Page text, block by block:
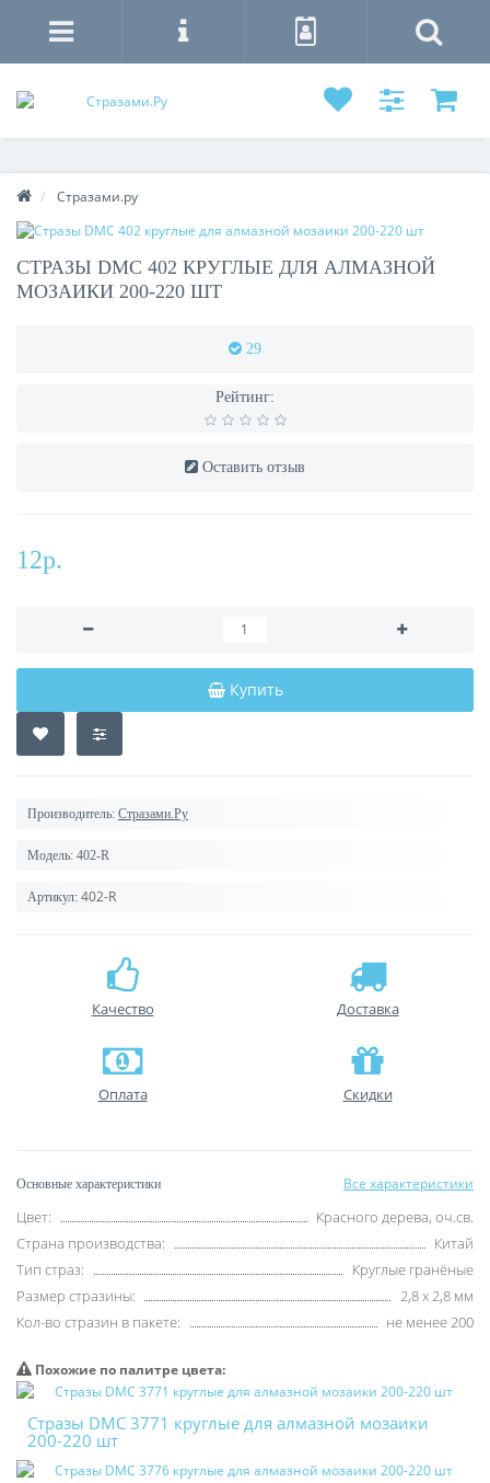
Стразами.ру
СТРАЗЫ DMC 402 КРУГЛЫЕ ДЛЯ АЛМАЗНОЙ
МОЗАИКИ 200-220 ШТ
29
Рейтинг:
Оставить отзыв
12р.
Купить
Производитель: Стразами.Ру
Модель: 402-R
Артикул: 402-R
Качество Доставка
Оплата Скидки
Основные характеристики Все характеристики
Цвет:
Красного дерева, оч.св.
Страна производства:
Китай
Тип страз:
Круглые гранёные
Размер стразины:
2,8 х 2,8 мм
Кол-во стразин в пакете:
не менее 200
Похожие по палитре цвета:
Стразы DMC 3771 круглые для алмазной мозаики
200-220 шт